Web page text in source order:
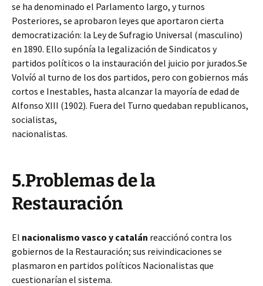
se ha denominado el Parlamento largo, y turnos
Posteriores, se aprobaron leyes que aportaron cierta
democratización: la Ley de Sufragio Universal (masculino)
en 1890. Ello supónía la legalización de Sindicatos y
partidos políticos o la instauración del juicio por jurados.Se
Volvíó al turno de los dos partidos, pero con gobiernos más
cortos e Inestables, hasta alcanzar la mayoría de edad de
Alfonso XIII (1902). Fuera del Turno quedaban republicanos,
socialistas,
nacionalistas.
5.Problemas de la
Restauración
El nacionalismo vasco y catalán reacciónó contra los
gobiernos de la Restauración; sus reivindicaciones se
plasmaron en partidos políticos Nacionalistas que
cuestionarían el sistema.